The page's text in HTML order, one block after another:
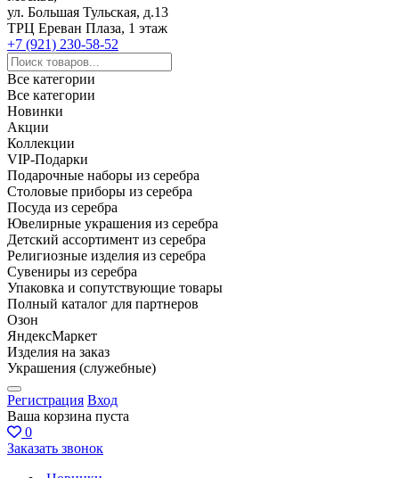
ул. Большая Тульская, д.13
ТРЦ Ереван Плаза, 1 этаж
+7 (921) 230-58-52
Все категории
Все категории
Новинки
Акции
Коллекции
VIP-Подарки
Подарочные наборы из серебра
Столовые приборы из серебра
Посуда из серебра
Ювелирные украшения из серебра
Детский ассортимент из серебра
Религиозные изделия из серебра
Сувениры из серебра
Упаковка и сопутствующие товары
Полный каталог для партнеров
Озон
ЯндексМаркет
Изделия на заказ
Украшения (служебные)
Регистрация Вход
Ваша корзина пуста
0
Заказать звонок